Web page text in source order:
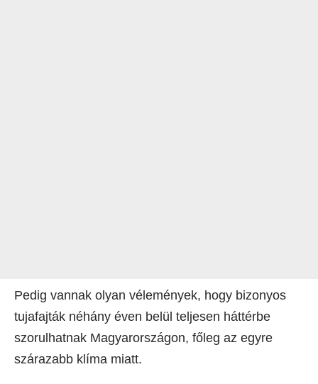
Pedig vannak olyan vélemények, hogy bizonyos
tujafajták néhány éven belül teljesen háttérbe
szorulhatnak Magyarországon, főleg az egyre
szárazabb klíma miatt.